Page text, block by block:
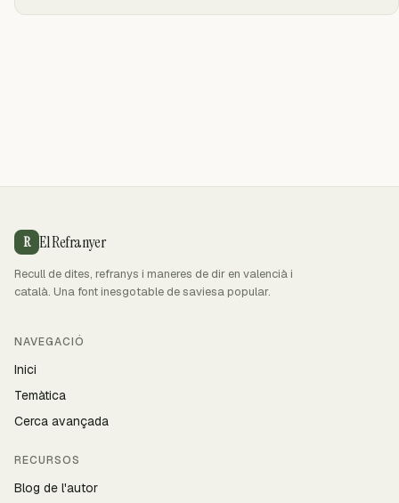
R El Refranyer
Recull de dites, refranys i maneres de dir en valencià i
català. Una font inesgotable de saviesa popular.
NAVEGACIÓ
Inici
Temàtica
Cerca avançada
RECURSOS
Blog de l'autor